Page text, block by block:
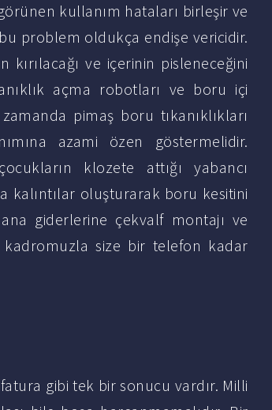
kullanım hataları birleşir ve
problem oldukça endişe vericidir.
kırılacağı ve içerinin pisleneceğini
açma robotları ve boru içi
pimaş boru tıkanıklıkları
azami özen göstermelidir.
klozete attığı yabancı
kalıntılar oluşturarak boru kesitini
giderlerine çekvalf montajı ve
size bir telefon kadar
gibi tek bir sonucu vardır. Milli